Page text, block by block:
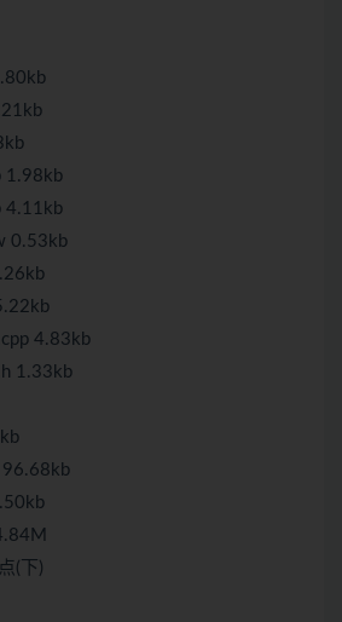
1.98kb
4.11kb
0.53kb
4.83kb
1.33kb
96.68kb
(下)